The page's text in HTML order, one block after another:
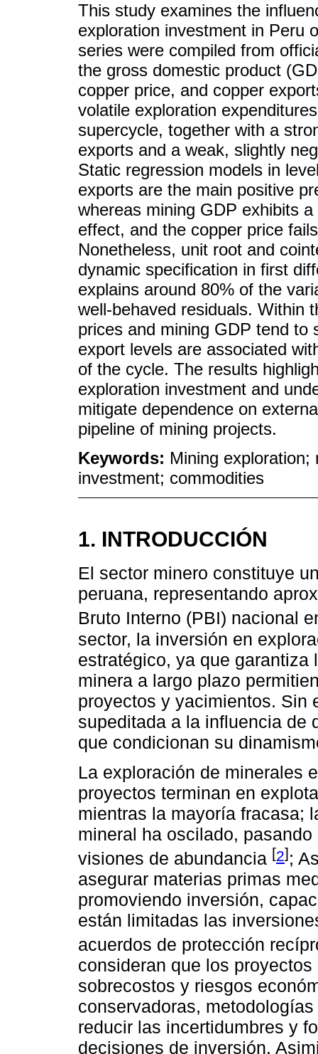
This study examines the
exploration investment in Peru
series were compiled from
the gross domestic product
copper price, and copper
volatile exploration
supercycle, together with a
exports and a weak, slightly
Static regression models in
exports are the main positive
whereas mining GDP exhibits
effect, and the copper price
Nonetheless, unit root and
dynamic specification in first
explains around 80% of the
well-behaved residuals. Within
prices and mining GDP tend to
export levels are associated
of the cycle. The results
exploration investment and
mitigate dependence on
pipeline of mining projects.
Keywords: Mining
investment; commodities
1. INTRODUCCIÓN
El sector minero constituye
peruana, representando
Bruto Interno (PBI) nacional
sector, la inversión en
estratégico, ya que
minera a largo plazo
proyectos y yacimientos. Sin
supeditada a la influencia de
que condicionan su
La exploración de minerales
proyectos terminan en
mientras la mayoría fracasa;
mineral ha oscilado,
visiones de abundancia [2];
asegurar materias primas
promoviendo inversión,
están limitadas las
acuerdos de protección
consideran que los
sobrecostos y riesgos
conservadoras,
reducir las incertidumbres y
decisiones de inversión.